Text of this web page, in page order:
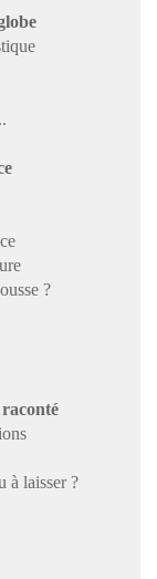
?
à laisser ?